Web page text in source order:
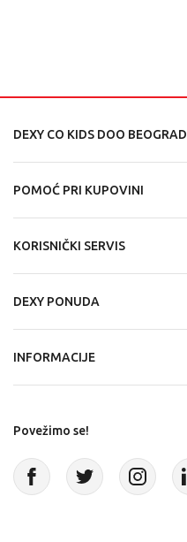
DEXY CO KIDS DOO BEOGRAD
POMOĆ PRI KUPOVINI
KORISNIČKI SERVIS
DEXY PONUDA
INFORMACIJE
Povežimo se!